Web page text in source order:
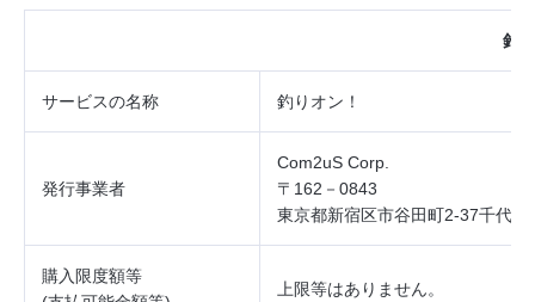
釣
サービスの名称 釣りオン！
発行事業者
Com2uS Corp.
〒162－0843
東京都新宿区市谷田町2‐37千代田
購入限度額等
上限等はありません。